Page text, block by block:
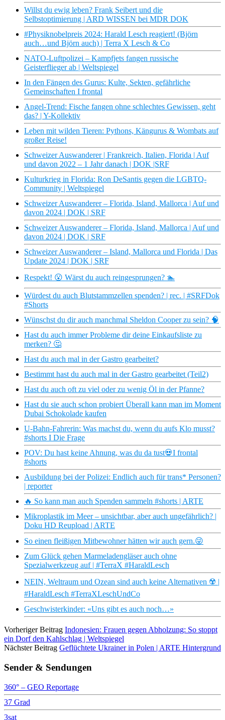
Willst du ewig leben? Frank Seibert und die
Selbstoptimierung | ARD WISSEN bei MDR DOK
#Physiknobelpreis 2024: Harald Lesch reagiert! (Björn
auch…und Björn auch) | Terra X Lesch & Co
NATO-Luftpolizei – Kampfjets fangen russische
Geisterflieger ab | Weltspiegel
In den Fängen des Gurus: Kulte, Sekten, gefährliche
Gemeinschaften I frontal
Angel-Trend: Fische fangen ohne schlechtes Gewissen, geht
das? | Y-Kollektiv
Leben mit wilden Tieren: Pythons, Kängurus & Wombats auf
großer Reise!
Schweizer Auswanderer | Frankreich, Italien, Florida | Auf
und davon 2022 – 1 Jahr danach | DOK |SRF
Kulturkrieg in Florida: Ron DeSantis gegen die LGBTQ-
Community | Weltspiegel
Schweizer Auswanderer – Florida, Island, Mallorca | Auf und
davon 2024 | DOK | SRF
Schweizer Auswanderer – Florida, Island, Mallorca | Auf und
davon 2024 | DOK | SRF
Schweizer Auswanderer – Island, Mallorca und Florida | Das
Update 2024 | DOK | SRF
Respekt! 😮 Wärst du auch reingesprungen? 🏊
Würdest du auch Blutstammzellen spenden? | rec. | #SRFDok
#Shorts
Wünschst du dir auch manchmal Sheldon Cooper zu sein? 🧠
Hast du auch immer Probleme dir deine Einkaufsliste zu
merken? 🤔
Hast du auch mal in der Gastro gearbeitet?
Bestimmt hast du auch mal in der Gastro gearbeitet (Teil2)
Hast du auch oft zu viel oder zu wenig Öl in der Pfanne?
Hast du sie auch schon probiert Überall kann man im Moment
Dubai Schokolade kaufen
U-Bahn-Fahrerin: Was machst du, wenn du aufs Klo musst?
#shorts I Die Frage
POV: Du hast keine Ahnung, was du da tust💀I frontal
#shorts
Ausbildung bei der Polizei: Endlich auch für trans* Personen?
| reporter
🔥 So kann man auch Spenden sammeln #shorts | ARTE
Mikroplastik im Meer – unsichtbar, aber auch ungefährlich? |
Doku HD Reupload | ARTE
So einen fleißigen Mitbewohner hätten wir auch gern.😜
Zum Glück gehen Marmeladengläser auch ohne
Spezialwerkzeug auf | #TerraX #HaraldLesch
NEIN, Weltraum und Ozean sind auch keine Alternativen ☢️ |
#HaraldLesch #TerraXLeschUndCo
Geschwisterkinder: «Uns gibt es auch noch…»
Vorheriger Beitrag Indonesien: Frauen gegen Abholzung: So stoppt
ein Dorf den Kahlschlag | Weltspiegel
Nächster Beitrag Geflüchtete Ukrainer in Polen | ARTE Hintergrund
Sender & Sendungen
360° – GEO Reportage
37 Grad
3sat